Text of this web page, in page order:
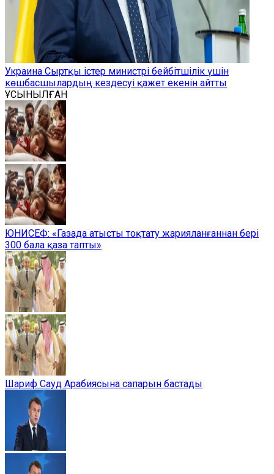
Украина Сыртқы істер министрі бейбітшілік үшін
көшбасшылардың кездесуі қажет екенін айтты
ҰСЫНЫЛҒАН
ЮНИСЕФ: «Газада атысты тоқтату жарияланғаннан бері
300 бала қаза тапты»
Шариф Сауд Арабиясына сапарын бастады